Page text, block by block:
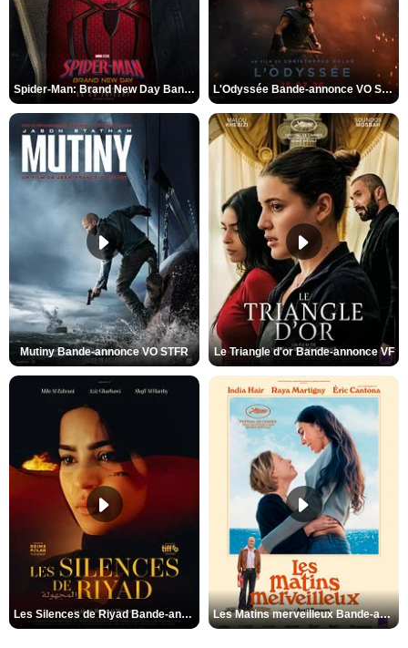
Spider-Man: Brand New Day Bande-annonce VO STFR L'Odyssée Bande-annonce VO STFR
Mutiny Bande-annonce VO STFR Le Triangle d'or Bande-annonce VF
Les Silences de Riyad Bande-annonce VO STFR Les Matins merveilleux Bande-annonce VF